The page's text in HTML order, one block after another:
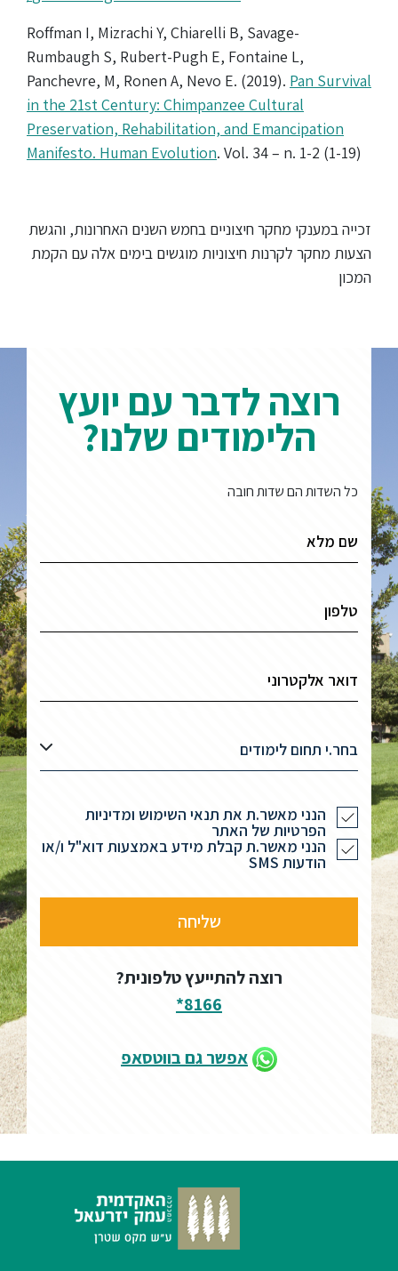
Roffman I, Mizrachi Y, Chiarelli B, Savage-
Rumbaugh S, Rubert-Pugh E, Fontaine L,
Panchevre, M, Ronen A, Nevo E. (2019). Pan Survival
in the 21st Century: Chimpanzee Cultural
Preservation, Rehabilitation, and Emancipation
Manifesto. Human Evolution. Vol. 34 – n. 1-2 (1-19)
זכייה במענקי מחקר חיצוניים בחמש השנים האחרונות, והגשת
הצעות מחקר לקרנות חיצוניות מוגשים בימים אלה עם הקמת
המכון
רוצה לדבר עם יועץ
הלימודים שלנו?
כל השדות הם שדות חובה
בחר.י תחום לימודים
הנני מאשר.ת את תנאי השימוש ומדיניות
הפרטיות של האתר
הנני מאשר.ת קבלת מידע באמצעות דוא"ל ו/או
הודעות SMS
רוצה להתייעץ טלפונית?
8166*
אפשר גם בווטסאפ